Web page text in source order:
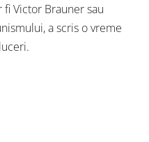
fi Victor Brauner sau
a scris o vreme